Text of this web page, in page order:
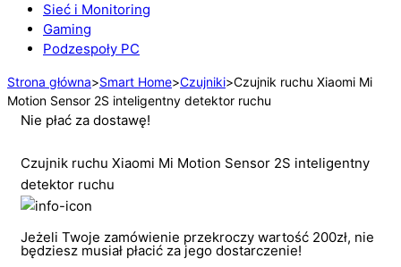
Sieć i Monitoring
Gaming
Podzespoły PC
Strona główna>Smart Home>Czujniki>Czujnik ruchu Xiaomi Mi
Motion Sensor 2S inteligentny detektor ruchu
Nie płać za dostawę!
Czujnik ruchu Xiaomi Mi Motion Sensor 2S inteligentny
detektor ruchu
Jeżeli Twoje zamówienie przekroczy wartość 200zł, nie
będziesz musiał płacić za jego dostarczenie!